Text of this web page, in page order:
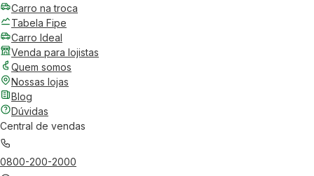
Carro na troca
Tabela Fipe
Carro Ideal
Venda para lojistas
Quem somos
Nossas lojas
Blog
Dúvidas
Central de vendas
0800-200-2000